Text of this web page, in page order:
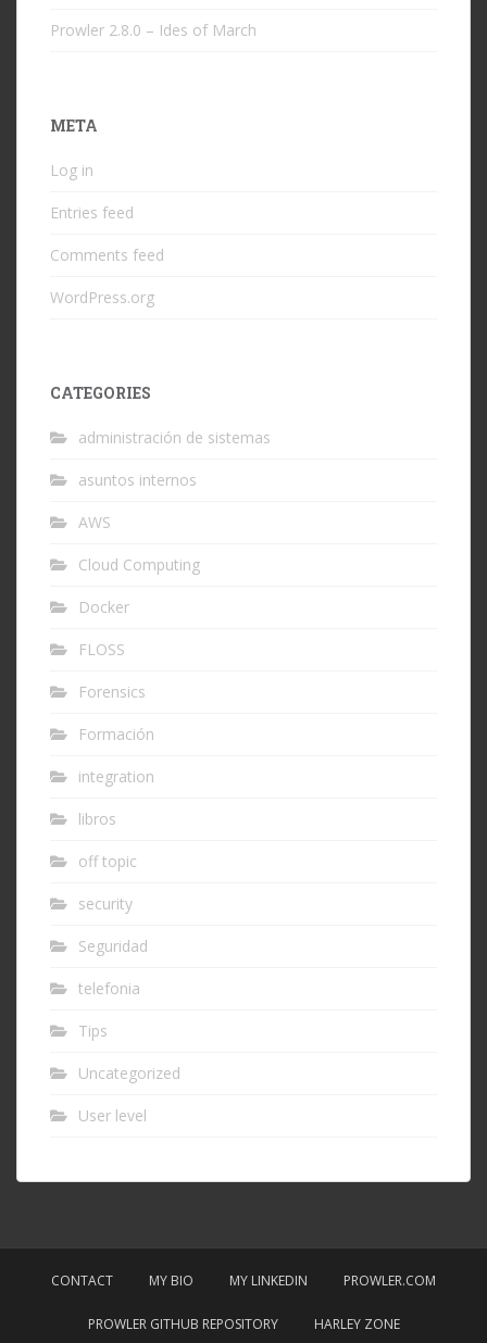
Prowler 2.8.0 – Ides of March
META
Log in
Entries feed
Comments feed
WordPress.org
CATEGORIES
administración de sistemas
asuntos internos
AWS
Cloud Computing
Docker
FLOSS
Forensics
Formación
integration
libros
off topic
security
Seguridad
telefonia
Tips
Uncategorized
User level
CONTACT MY BIO MY LINKEDIN PROWLER.COM
PROWLER GITHUB REPOSITORY HARLEY ZONE